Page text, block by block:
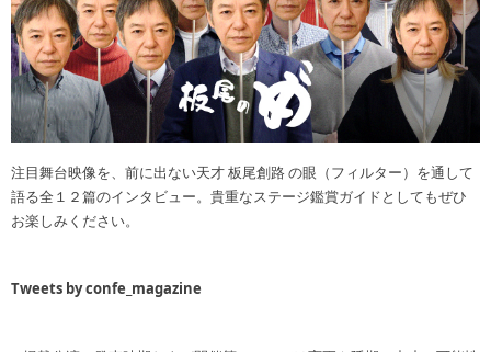
注目舞台映像を、前に出ない天才 板尾創路 の眼（フィルター）を通して
語る全１２篇のインタビュー。貴重なステージ鑑賞ガイドとしてもぜひ
お楽しみください。
Tweets by confe_magazine